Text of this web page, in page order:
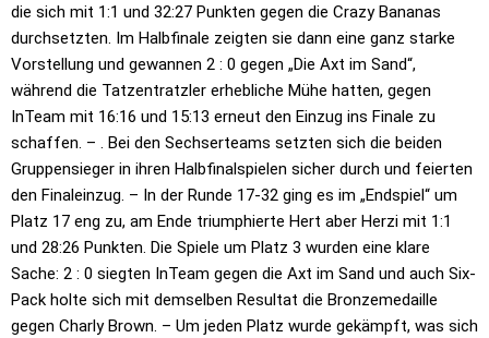
die sich mit 1:1 und 32:27 Punkten gegen die Crazy Bananas
durchsetzten. Im Halbfinale zeigten sie dann eine ganz starke
Vorstellung und gewannen 2 : 0 gegen „Die Axt im Sand“,
während die Tatzentratzler erhebliche Mühe hatten, gegen
InTeam mit 16:16 und 15:13 erneut den Einzug ins Finale zu
schaffen. – . Bei den Sechserteams setzten sich die beiden
Gruppensieger in ihren Halbfinalspielen sicher durch und feierten
den Finaleinzug. – In der Runde 17-32 ging es im „Endspiel“ um
Platz 17 eng zu, am Ende triumphierte Hert aber Herzi mit 1:1
und 28:26 Punkten. Die Spiele um Platz 3 wurden eine klare
Sache: 2 : 0 siegten InTeam gegen die Axt im Sand und auch Six-
Pack holte sich mit demselben Resultat die Bronzemedaille
gegen Charly Brown. – Um jeden Platz wurde gekämpft, was sich